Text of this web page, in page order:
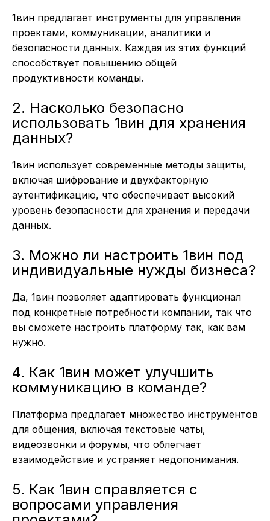
1вин предлагает инструменты для управления
проектами, коммуникации, аналитики и
безопасности данных. Каждая из этих функций
способствует повышению общей
продуктивности команды.
2. Насколько безопасно
использовать 1вин для хранения
данных?
1вин использует современные методы защиты,
включая шифрование и двухфакторную
аутентификацию, что обеспечивает высокий
уровень безопасности для хранения и передачи
данных.
3. Можно ли настроить 1вин под
индивидуальные нужды бизнеса?
Да, 1вин позволяет адаптировать функционал
под конкретные потребности компании, так что
вы сможете настроить платформу так, как вам
нужно.
4. Как 1вин может улучшить
коммуникацию в команде?
Платформа предлагает множество инструментов
для общения, включая текстовые чаты,
видеозвонки и форумы, что облегчает
взаимодействие и устраняет недопонимания.
5. Как 1вин справляется с
вопросами управления